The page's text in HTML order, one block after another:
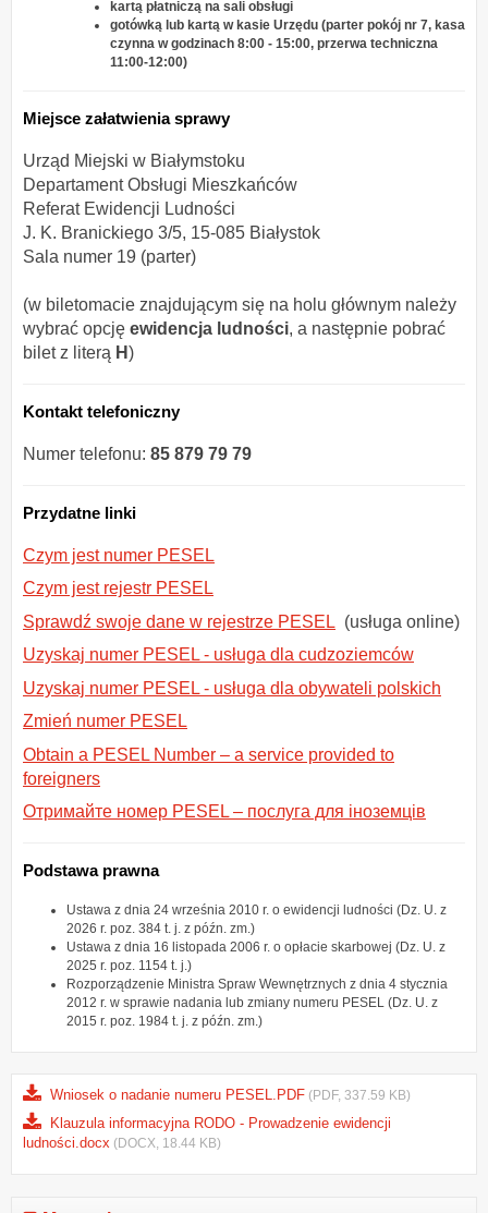
kartą płatniczą na sali obsługi
gotówką lub kartą w kasie Urzędu (parter pokój nr 7, kasa
czynna w godzinach 8:00 - 15:00, przerwa techniczna
11:00-12:00)
Miejsce załatwienia sprawy
Urząd Miejski w Białymstoku
Departament Obsługi Mieszkańców
Referat Ewidencji Ludności
J. K. Branickiego 3/5, 15-085 Białystok
Sala numer 19 (parter)
(w biletomacie znajdującym się na holu głównym należy
wybrać opcję ewidencja ludności, a następnie pobrać
bilet z literą H)
Kontakt telefoniczny
Numer telefonu: 85 879 79 79
Przydatne linki
Czym jest numer PESEL
Czym jest rejestr PESEL
Sprawdź swoje dane w rejestrze PESEL (usługa online)
Uzyskaj numer PESEL - usługa dla cudzoziemców
Uzyskaj numer PESEL - usługa dla obywateli polskich
Zmień numer PESEL
Obtain a PESEL Number – a service provided to
foreigners
Отримайте номер PESEL – послуга для іноземців
Podstawa prawna
Ustawa z dnia 24 września 2010 r. o ewidencji ludności (Dz. U. z
2026 r. poz. 384 t. j. z późn. zm.)
Ustawa z dnia 16 listopada 2006 r. o opłacie skarbowej (Dz. U. z
2025 r. poz. 1154 t. j.)
Rozporządzenie Ministra Spraw Wewnętrznych z dnia 4 stycznia
2012 r. w sprawie nadania lub zmiany numeru PESEL (Dz. U. z
2015 r. poz. 1984 t. j. z późn. zm.)
Wniosek o nadanie numeru PESEL.PDF (PDF, 337.59 KB)
Klauzula informacyjna RODO - Prowadzenie ewidencji
ludności.docx (DOCX, 18.44 KB)